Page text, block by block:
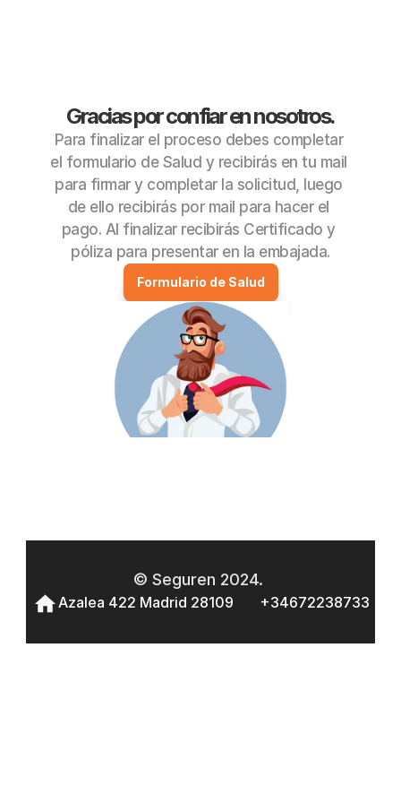
Gracias por confiar en nosotros.
Para finalizar el proceso debes completar
el formulario de Salud y recibirás en tu mail
para firmar y completar la solicitud, luego
de ello recibirás por mail para hacer el
pago. Al finalizar recibirás Certificado y
póliza para presentar en la embajada.
Formulario de Salud
© Seguren 2024.
Azalea 422 Madrid 28109 +34672238733